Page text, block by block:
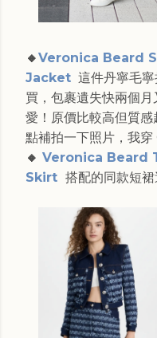
🔸Veronica Beard
Jacket 這件丹寧毛
買，包裹遺失快兩個月
愛！原價比較高但質
點補拍一下照片，我穿
🔸 Veronica Beard
Skirt 搭配的同款短裙